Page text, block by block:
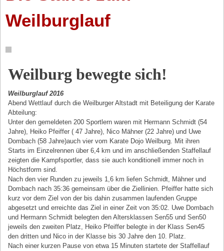
Weilburglauf
Weilburg bewegte sich!
Weilburglauf 2016
Abend Wettlauf durch die Weilburger Altstadt mit Beteiligung der Karate
Abteilung:
Unter den gemeldeten 200 Sportlern waren mit Hermann Schmidt (54
Jahre), Heiko Pfeiffer ( 47 Jahre), Nico Mähner (22 Jahre) und Uwe
Dombach (58 Jahre)auch vier vom Karate Dojo Weilburg. Mit ihren
Starts im Einzelrennen über 6,4 km und im anschließenden Staffellauf
zeigten die Kampfsportler, dass sie auch konditionell immer noch in
Höchstform sind.
Nach den vier Runden zu jeweils 1,6 km liefen Schmidt, Mähner und
Dombach nach 35:36 gemeinsam über die Ziellinien. Pfeiffer hatte sich
kurz vor dem Ziel von der bis dahin zusammen laufenden Gruppe
abgesetzt und erreichte das Ziel in einer Zeit von 35:02. Uwe Dombach
und Hermann Schmidt belegten den Altersklassen Sen55 und Sen50
jeweils den zweiten Platz, Heiko Pfeiffer belegte in der Klass Sen45
den dritten und Nico in der Klasse bis 30 Jahre den 10. Platz.
Nach einer kurzen Pause von etwa 15 Minuten startete der Staffellauf